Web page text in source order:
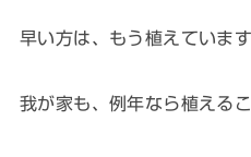
早い方は、もう植えています
我が家も、例年なら植える